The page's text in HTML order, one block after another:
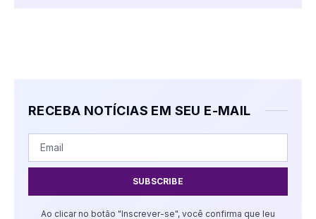
RECEBA NOTÍCIAS EM SEU E-MAIL
SUBSCRIBE
Ao clicar no botão "Inscrever-se", você confirma que leu